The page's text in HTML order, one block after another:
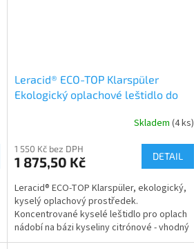
Leracid® ECO-TOP Klarspüler
Ekologický oplachové leštidlo do
produktu
je
z
5
hvězdiček.
Skladem (4 ks)
1 550 Kč bez DPH
1 875,50 Kč DETAIL
Leracid® ECO-TOP Klarspüler, ekologický,
kyselý oplachový prostředek.
Koncentrované kyselé leštidlo pro oplach
nádobí na bázi kyseliny citrónové - vhodný
pro všechny...